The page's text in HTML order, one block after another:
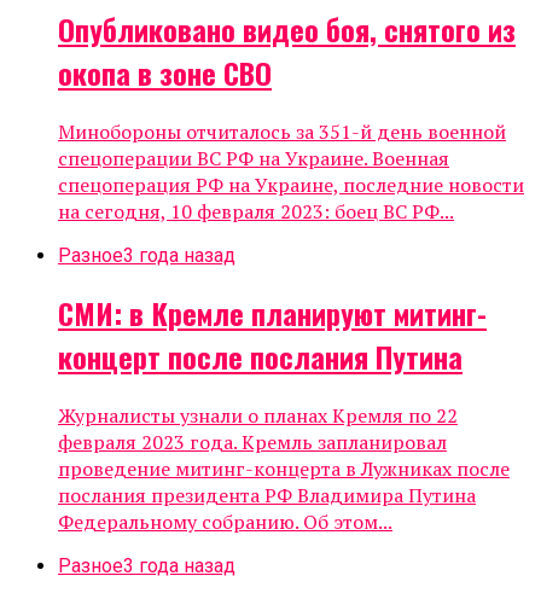
Опубликовано видео боя, снятого из
окопа в зоне СВО
Минобороны отчиталось за 351-й день военной
спецоперации ВС РФ на Украине. Военная
спецоперация РФ на Украине, последние новости
на сегодня, 10 февраля 2023: боец ВС РФ...
Разное3 года назад
СМИ: в Кремле планируют митинг-
концерт после послания Путина
Журналисты узнали о планах Кремля по 22
февраля 2023 года. Кремль запланировал
проведение митинг-концерта в Лужниках после
послания президента РФ Владимира Путина
Федеральному собранию. Об этом...
Разное3 года назад